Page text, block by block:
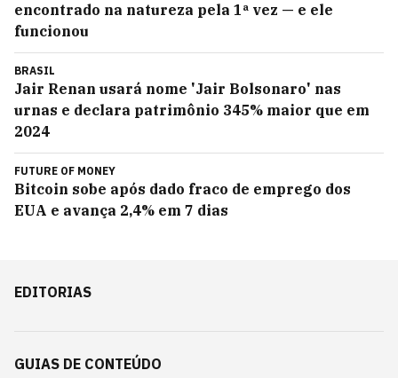
encontrado na natureza pela 1ª vez — e ele
funcionou
BRASIL
Jair Renan usará nome 'Jair Bolsonaro' nas
urnas e declara patrimônio 345% maior que em
2024
FUTURE OF MONEY
Bitcoin sobe após dado fraco de emprego dos
EUA e avança 2,4% em 7 dias
EDITORIAS
GUIAS DE CONTEÚDO